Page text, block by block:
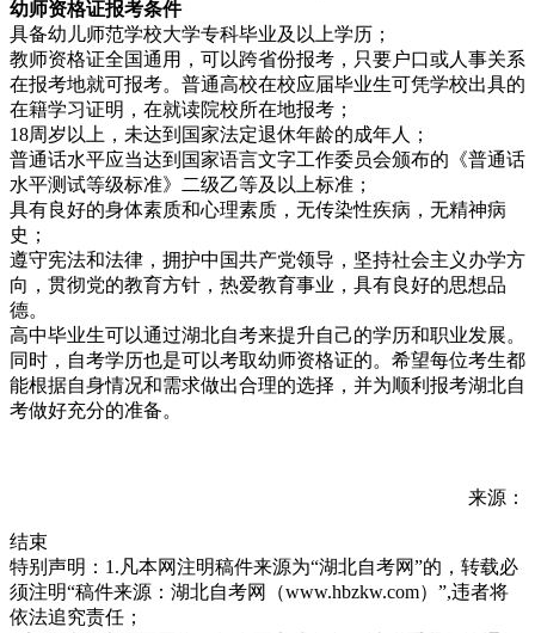
幼师资格证报考条件
具备幼儿师范学校大学专科毕业及以上学历；
教师资格证全国通用，可以跨省份报考，只要户口或人事关系
在报考地就可报考。普通高校在校应届毕业生可凭学校出具的
在籍学习证明，在就读院校所在地报考；
18周岁以上，未达到国家法定退休年龄的成年人；
普通话水平应当达到国家语言文字工作委员会颁布的《普通话
水平测试等级标准》二级乙等及以上标准；
具有良好的身体素质和心理素质，无传染性疾病，无精神病
史；
遵守宪法和法律，拥护中国共产党领导，坚持社会主义办学方
向，贯彻党的教育方针，热爱教育事业，具有良好的思想品
德。
高中毕业生可以通过湖北自考来提升自己的学历和职业发展。
同时，自考学历也是可以考取幼师资格证的。希望每位考生都
能根据自身情况和需求做出合理的选择，并为顺利报考湖北自
考做好充分的准备。
来源：
结束
特别声明：1.凡本网注明稿件来源为“湖北自考网”的，转载必
须注明“稿件来源：湖北自考网（www.hbzkw.com）”,违者将
依法追究责任；